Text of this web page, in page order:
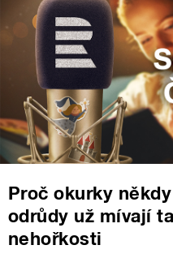
Proč okurky
odrůdy už mívají
nehořkosti